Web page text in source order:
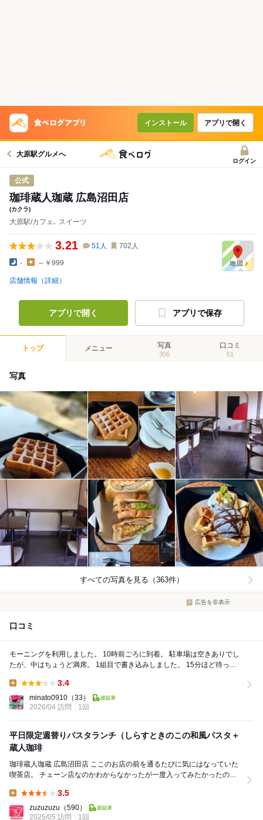
インストール アプリで開く
大原駅グルメへ
ログイン
公式
珈琲蔵人珈蔵 広島沼田店
(カクラ)
大原駅/カフェ､ スイーツ
3.21 51 人 702 人
- ～￥999
店舗情報（詳細）
アプリで開く アプリで保存
トップ メニュー 写真
306
口コミ
51
写真
すべての写真を見る（363件）
広告を非表示
口コミ
モーニングを利用しました。 10時前ごろに到着。 駐車場は空きありでし
たが、中はちょうど満席。 1組目で書き込みしました。 15分ほど待って
3.4
minato0910 （33）
2026/04 訪問
1回
平日限定週替りパスタランチ（しらすときのこの和風パスタ＋
蔵人珈琲
珈琲蔵人珈蔵 広島沼田店 ここのお店の前を通るたびに気にはなっていた
喫茶店。 チェーン店なのかわからなかったが一度入ってみたかったので
3.5
zuzuzuzu （590）
2025/05 訪問
1回